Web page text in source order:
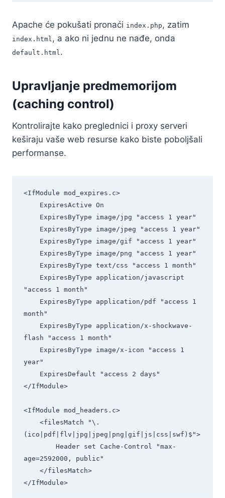
Apache će pokušati pronaći index.php, zatim
index.html, a ako ni jednu ne nađe, onda
default.html.
Upravljanje predmemorijom
(caching control)
Kontrolirajte kako preglednici i proxy serveri
keširaju vaše web resurse kako biste poboljšali
performanse.
<IfModule mod_expires.c>
"access 1 month"
month"
flash "access 1 month"
year"
</IfModule>
<IfModule mod_headers.c>
(ico|pdf|flv|jpg|jpeg|png|gif|js|css|swf)$">
age=2592000, public"
</IfModule>